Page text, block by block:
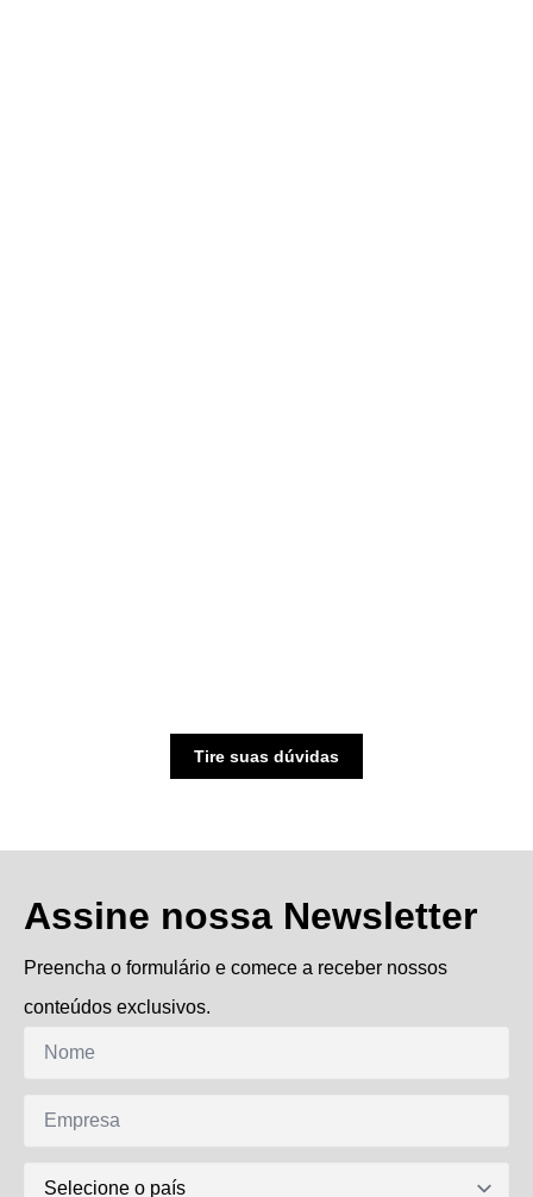
Tire suas dúvidas
Assine nossa Newsletter
Preencha o formulário e comece a receber nossos
conteúdos exclusivos.